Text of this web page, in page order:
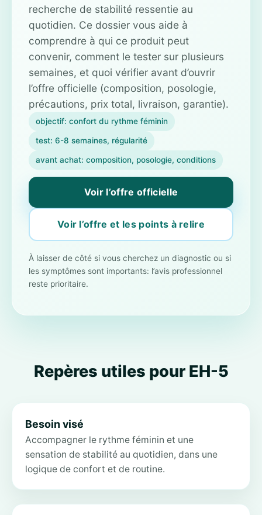
recherche de stabilité ressentie au
quotidien. Ce dossier vous aide à
comprendre à qui ce produit peut
convenir, comment le tester sur plusieurs
semaines, et quoi vérifier avant d’ouvrir
l’offre officielle (composition, posologie,
précautions, prix total, livraison, garantie).
objectif: confort du rythme féminin
test: 6-8 semaines, régularité
avant achat: composition, posologie, conditions
Voir l’offre officielle
Voir l’offre et les points à relire
À laisser de côté si vous cherchez un diagnostic ou si
les symptômes sont importants: l’avis professionnel
reste prioritaire.
Repères utiles pour EH-5
Besoin visé
Accompagner le rythme féminin et une
sensation de stabilité au quotidien, dans une
logique de confort et de routine.